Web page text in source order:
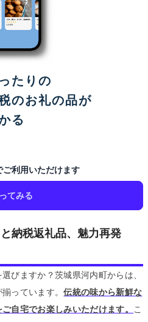
たりの
のお礼の品が
る
ご利用いただけます
てみる
納税返礼品、魅力再発
びますか？茨城県河内町からは、
っています。伝統の味から新鮮な
自宅でお楽しみいただけます。
こ